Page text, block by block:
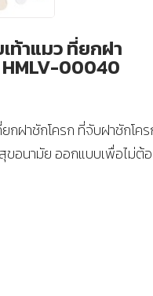
ท้าแมว ที่ยกฝา
HMLV-00040
กฝาชักโครก ที่จับฝาชักโค
ขอนามัย ออกแบบเพื่อไม่ต้